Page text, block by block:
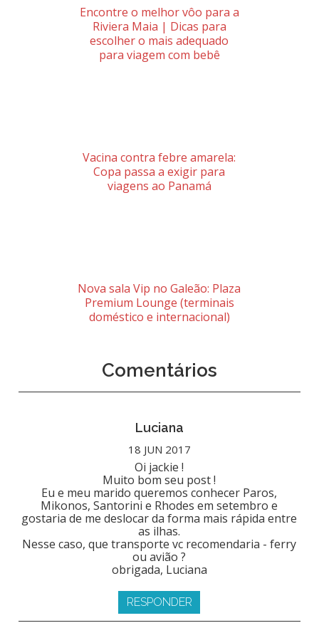
Encontre o melhor vôo para a
Riviera Maia | Dicas para
escolher o mais adequado
para viagem com bebê
Vacina contra febre amarela:
Copa passa a exigir para
viagens ao Panamá
Nova sala Vip no Galeão: Plaza
Premium Lounge (terminais
doméstico e internacional)
Comentários
Luciana
18 JUN 2017
Oi jackie !
Muito bom seu post !
Eu e meu marido queremos conhecer Paros,
Mikonos, Santorini e Rhodes em setembro e
gostaria de me deslocar da forma mais rápida entre
as ilhas.
Nesse caso, que transporte vc recomendaria - ferry
ou avião ?
obrigada, Luciana
RESPONDER